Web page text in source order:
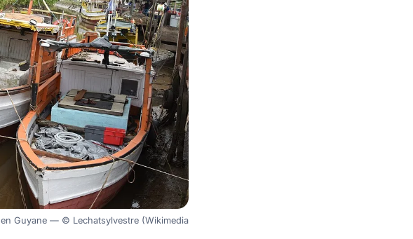
Guyane — © Lechatsylvestre (Wikimedia